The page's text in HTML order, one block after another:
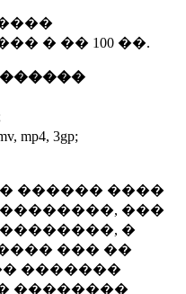
� �� 100 ��.
mp4, 3gp;
������ ����
���
�
��� ��
�������
��������